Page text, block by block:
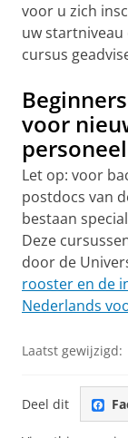
voor u zich
uw
cursus
voor
personeel
Let op: voor
postdocs van
bestaan
Deze
door de
rooster en de
Nederlands
Laatst gewijzigd:
Deel dit